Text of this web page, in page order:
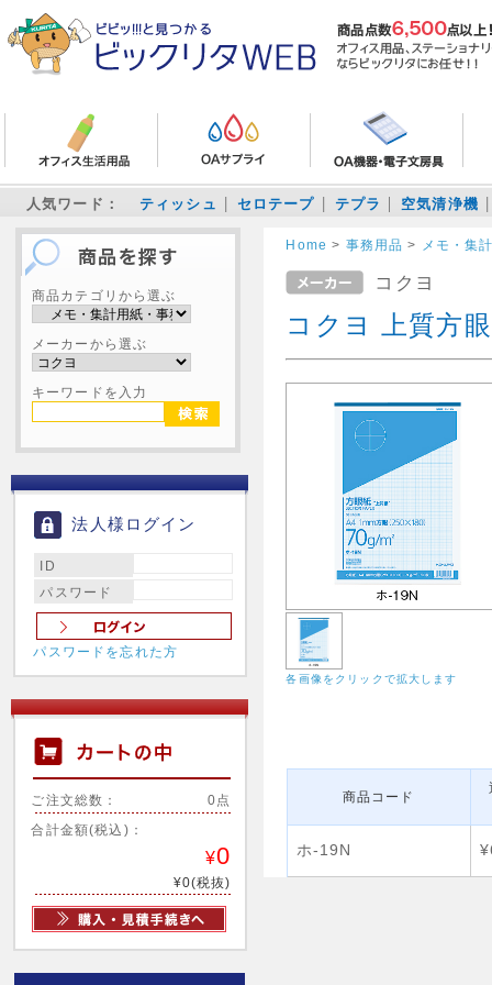
人気ワード： ティッシュ セロテープ テプラ 空気清浄機
商品カテゴリから選ぶ
メーカーから選ぶ
キーワードを入力
法人様ログイン
ID
パスワード
パスワードを忘れた方
ご注文総数： 0点
合計金額(税込)：
¥0
¥0(税抜)
Home > 事務用品 > メモ・集
コクヨ
コクヨ 上質方
各画像をクリックで拡大します
商品コード
ホ-19N